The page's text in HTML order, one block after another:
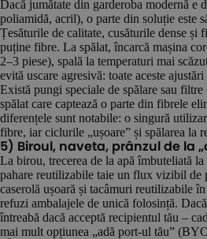
Dacă jumătate din garderoba modernă e
poliamidă, acril), o parte din soluție este
Țesăturile de calitate, cusăturile dense și
puține fibre. La spălat, încarcă mașina
2–3 piese), spală la temperaturi mai
evită uscare agresivă: toate aceste
Există pungi speciale de spălare sau
spălat care captează o parte din fibrele
diferențele sunt notabile: o singură
fibre, iar ciclurile „ușoare” și spălarea la
5) Biroul, naveta, prânzul de la
La birou, trecerea de la apă îmbuteliată
pahare reutilizabile taie un flux vizibil de
caserolă ușoară și tacâmuri reutilizabile
refuzi ambalajele de unică folosință.
întreabă dacă acceptă recipientul tău –
mai mult opțiunea „adă port-ul tău”